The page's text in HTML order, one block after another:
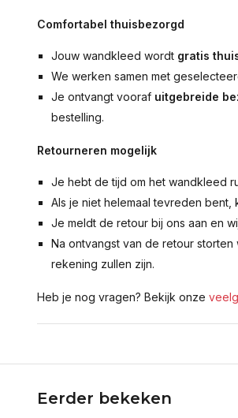
Comfortabel thuisbezorgd
Jouw wandkleed wordt gratis
We werken samen met
Je ontvangt vooraf uitgebreide
bestelling.
Retourneren mogelijk
Je hebt de tijd om het wandkleed
Als je niet helemaal tevreden bent,
Je meldt de retour bij ons aan en
Na ontvangst van de retour storten
rekening zullen zijn.
Heb je nog vragen? Bekijk onze
Eerder bekeken